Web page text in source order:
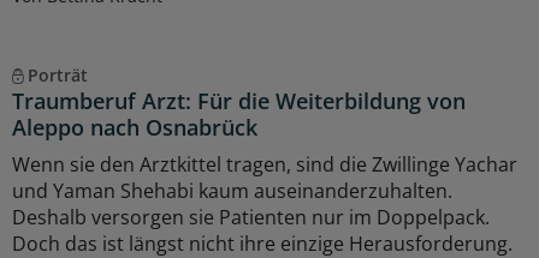
Porträt
Traumberuf Arzt: Für die Weiterbildung von
Aleppo nach Osnabrück
Wenn sie den Arztkittel tragen, sind die Zwillinge Yachar
und Yaman Shehabi kaum auseinanderzuhalten.
Deshalb versorgen sie Patienten nur im Doppelpack.
Doch das ist längst nicht ihre einzige Herausforderung.